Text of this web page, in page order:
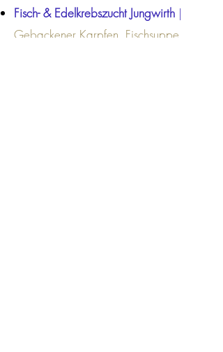
Fisch- & Edelkrebszucht Jungwirth |
Gebackener Karpfen, Fischsuppe,